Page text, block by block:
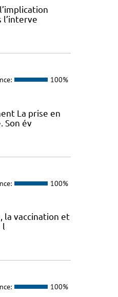
l’interve
100%
La prise en
Son év
100%
la vaccination et
l
100%